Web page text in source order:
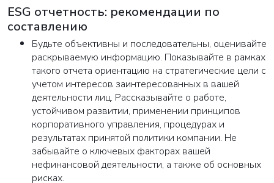
ESG отчетность: рекомендации по
составлению
Будьте объективны и последовательны, оценивайте
раскрываемую информацию. Показывайте в рамках
такого отчета ориентацию на стратегические цели с
учетом интересов заинтересованных в вашей
деятельности лиц. Рассказывайте о работе,
устойчивом развитии, применении принципов
корпоративного управления, процедурах и
результатах принятой политики компании. Не
забывайте о ключевых факторах вашей
нефинансовой деятельности, а также об основных
рисках.
ВАША ЗАЯВКА ОТПРАВЛЕНА
в ближайшее время наши менеджеры
свяжутся с вами